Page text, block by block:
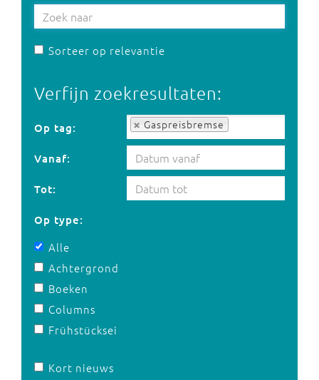
Sorteer op relevantie
Verfijn zoekresultaten:
Op tag: Gaspreisbremse
Op tag:
Vanaf:
Tot:
Op type:
Alle
Achtergrond
Boeken
Columns
Frühstücksei
Kort nieuws